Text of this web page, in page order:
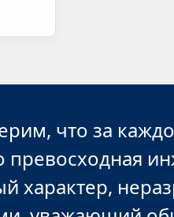
что за
превосходная
характер,